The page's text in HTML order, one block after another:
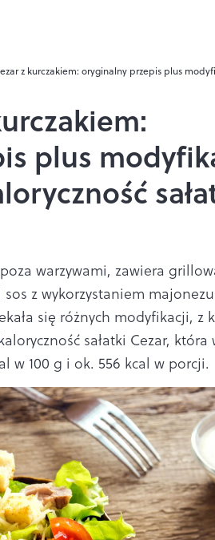
z kurczakiem: oryginalny przepis plus
plus
warzywami, zawiera
z wykorzystaniem
się różnych modyfikacji, z
sałatki Cezar, która
w 100 g i ok. 556 kcal w porcji.